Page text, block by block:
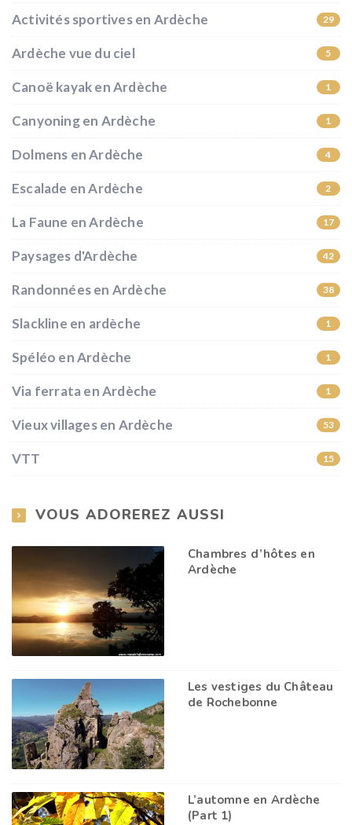
Activités sportives en Ardèche 29
Ardèche vue du ciel 5
Canoë kayak en Ardèche 1
Canyoning en Ardèche 1
Dolmens en Ardèche 4
Escalade en Ardèche 2
La Faune en Ardèche 17
Paysages d'Ardèche 42
Randonnées en Ardèche 38
Slackline en ardèche 1
Spéléo en Ardèche 1
Via ferrata en Ardèche 1
Vieux villages en Ardèche 53
VTT 15
VOUS ADOREREZ AUSSI
Chambres d’hôtes en
Ardèche
Les vestiges du Château
de Rochebonne
L’automne en Ardèche
(Part 1)